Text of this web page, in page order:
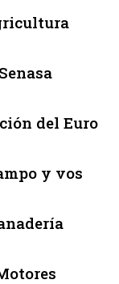
Senasa
del Euro
y vos